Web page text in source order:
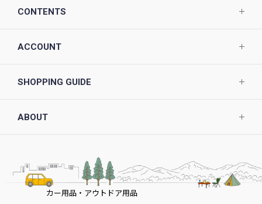
CONTENTS
ACCOUNT
SHOPPING GUIDE
ABOUT
カー用品・アウトドア用品